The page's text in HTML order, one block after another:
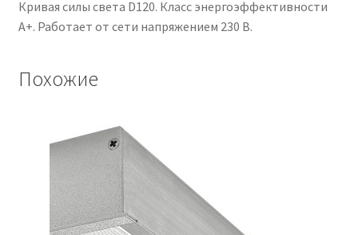
Кривая силы света D120. Класс энергоэффективности
A+. Работает от сети напряжением 230 В.
Похожие